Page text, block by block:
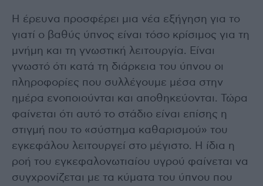
Η έρευνα προσφέρει μια νέα εξήγηση για το
γιατί ο βαθύς ύπνος είναι τόσο κρίσιμος για τη
μνήμη και τη γνωστική λειτουργία. Είναι
γνωστό ότι κατά τη διάρκεια του ύπνου οι
πληροφορίες που συλλέγουμε μέσα στην
ημέρα ενοποιούνται και αποθηκεύονται. Τώρα
φαίνεται ότι αυτό το στάδιο είναι επίσης η
στιγμή που το «σύστημα καθαρισμού» του
εγκεφάλου λειτουργεί στο μέγιστο. Η ίδια η
ροή του εγκεφαλονωτιαίου υγρού φαίνεται να
συγχρονίζεται με τα κύματα του ύπνου που